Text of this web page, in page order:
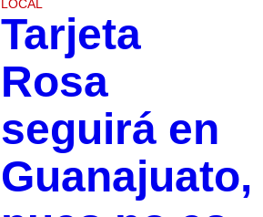
LOCAL
Tarjeta
Rosa
seguirá en
Guanajuato,